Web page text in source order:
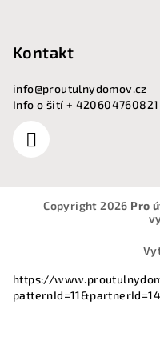
Kontakt
info@proutulnydomov.cz
Info o šití + 420604760821
Copyright 2026 Pro
https://